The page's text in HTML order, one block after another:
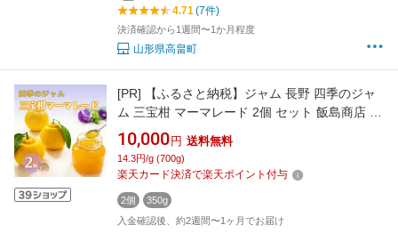
4.71(7件)
決済確認から1週間〜1か月程度
山形県高畠町
[PR]
【ふるさと納税】ジャム 長野 四季のジャ
ム 三宝柑 マーマレード 2個 セット 飯島商店 ス
ライスした皮入り みかんジャム みかん 柑橘 朝
ごはん 朝食 パン フルーツ 果物 デザート スイ
ーツ ギフト プレゼント 贈答 贈り物 調味料 長
10,000 円 送料無料
14.3円/g (700g)
楽天カード決済で楽天ポイント付与
2個
350g
入金確認後、約2週間〜1ヶ月でお届け